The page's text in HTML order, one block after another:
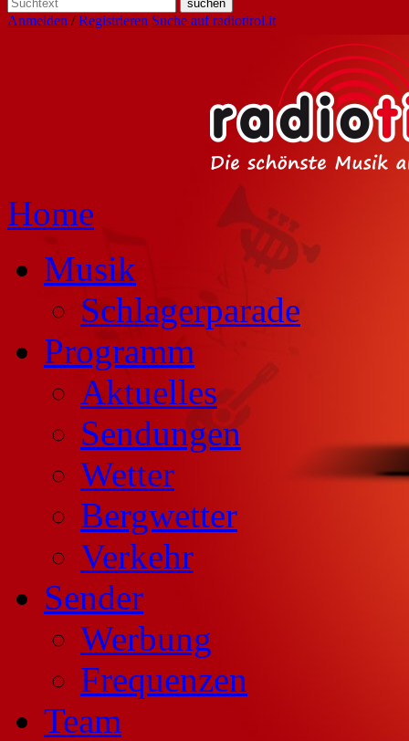
Anmelden /Registrieren Suche auf radiotirol.it
Home
Musik
Schlagerparade
Programm
Aktuelles
Sendungen
Wetter
Bergwetter
Verkehr
Sender
Werbung
Frequenzen
Team